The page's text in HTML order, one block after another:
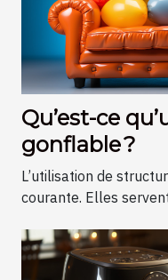
Qu’est-ce
gonflable ?
L’utilisation de
courante. Elles